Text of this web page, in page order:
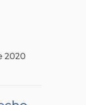
2020